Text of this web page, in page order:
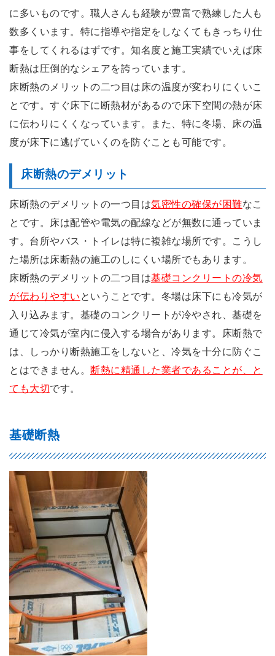
に多いものです。職人さんも経験が豊富で熟練した人も
数多くいます。特に指導や指定をしなくてもきっちり仕
事をしてくれるはずです。知名度と施工実績でいえば床
断熱は圧倒的なシェアを誇っています。
床断熱のメリットの二つ目は床の温度が変わりにくいこ
とです。すぐ床下に断熱材があるので床下空間の熱が床
に伝わりにくくなっています。また、特に冬場、床の温
度が床下に逃げていくのを防ぐことも可能です。
床断熱のデメリット
床断熱のデメリットの一つ目は気密性の確保が困難なこ
とです。床は配管や電気の配線などが無数に通っていま
す。台所やバス・トイレは特に複雑な場所です。こうし
た場所は床断熱の施工のしにくい場所でもあります。
床断熱のデメリットの二つ目は基礎コンクリートの冷気
が伝わりやすいということです。冬場は床下にも冷気が
入り込みます。基礎のコンクリートが冷やされ、基礎を
通じて冷気が室内に侵入する場合があります。床断熱で
は、しっかり断熱施工をしないと、冷気を十分に防ぐこ
とはできません。 断熱に精通した業者であることが、と
ても大切です。
基礎断熱